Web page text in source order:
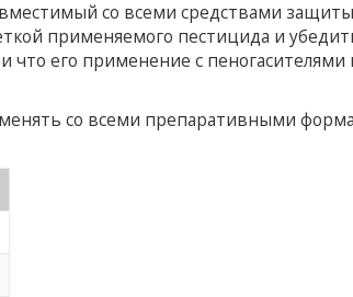
со всеми средствами
применяемого пестицида и
что его применение с пеногасителями
со всеми препаративными